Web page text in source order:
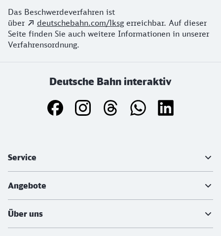
Das Beschwerdeverfahren ist
über
deutschebahn.com/lksgerreichbar. Auf dieser
Seite finden Sie auch weitere Informationen in unserer
Verfahrensordnung.
Deutsche Bahn interaktiv
Service
Angebote
Über uns